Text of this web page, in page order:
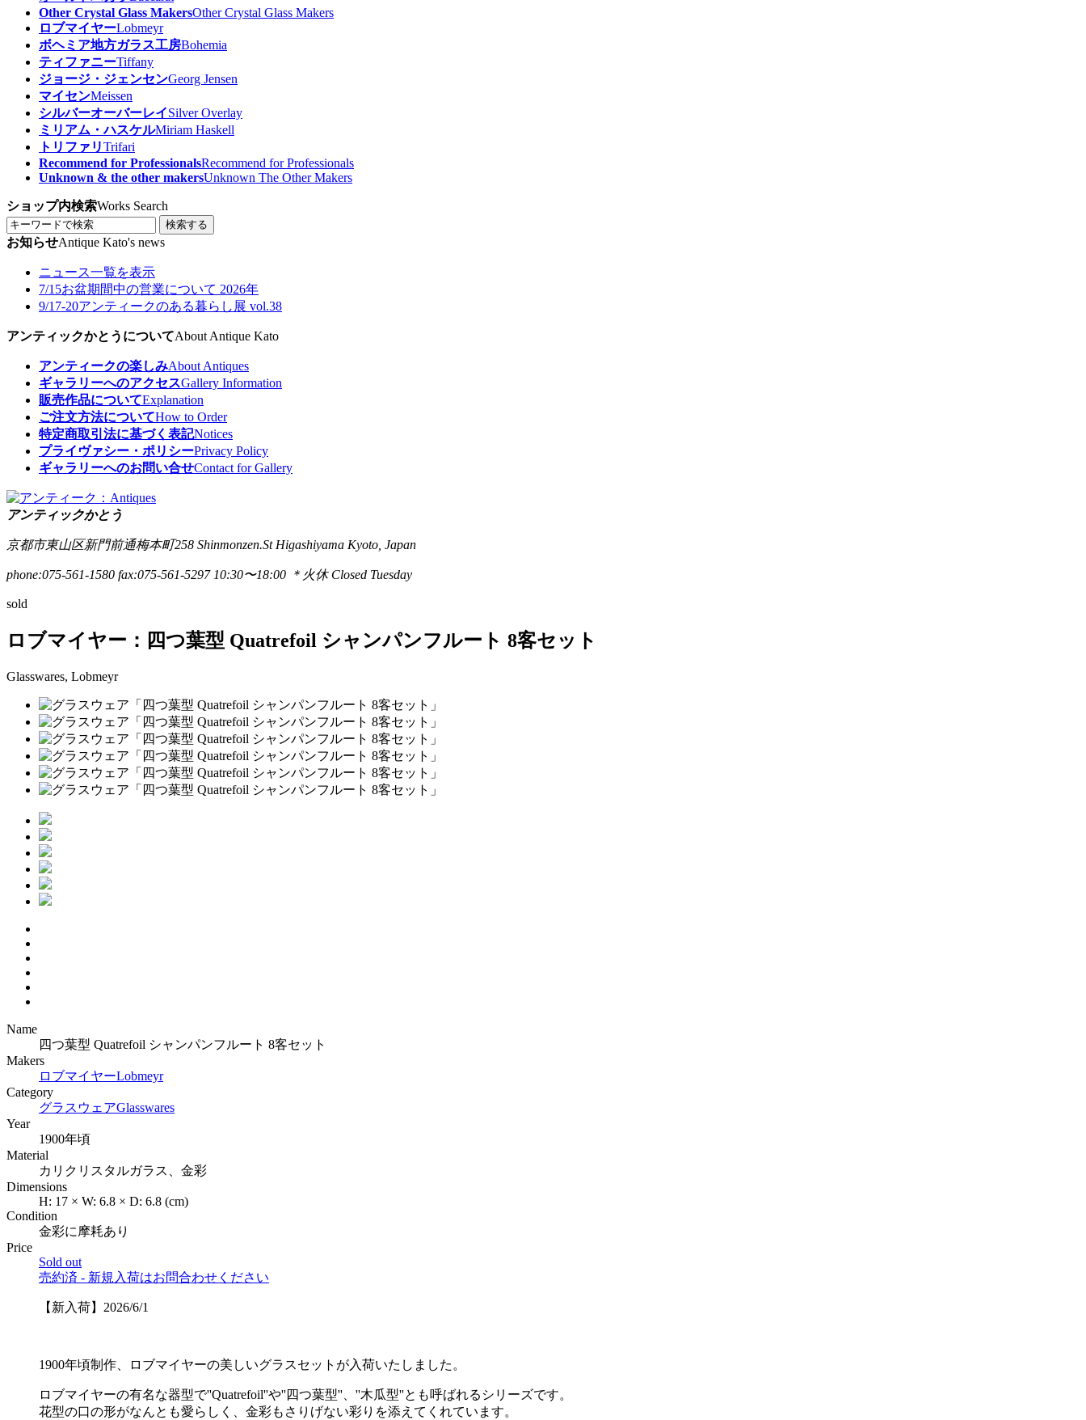
Other Crystal Glass MakersOther Crystal Glass Makers
ロブマイヤーLobmeyr
ボヘミア地方ガラス工房Bohemia
ティファニーTiffany
ジョージ・ジェンセンGeorg Jensen
マイセンMeissen
シルバーオーバーレイSilver Overlay
ミリアム・ハスケルMiriam Haskell
トリファリTrifari
Recommend for ProfessionalsRecommend for Professionals
Unknown & the other makersUnknown The Other Makers
ショップ内検索Works Search
検索する
お知らせAntique Kato's news
ニュース一覧を表示
7/15お盆期間中の営業について 2026年
9/17-20アンティークのある暮らし展 vol.38
アンティックかとうについてAbout Antique Kato
アンティークの楽しみAbout Antiques
ギャラリーへのアクセスGallery Information
販売作品についてExplanation
ご注文方法についてHow to Order
特定商取引法に基づく表記Notices
プライヴァシー・ポリシーPrivacy Policy
ギャラリーへのお問い合せContact for Gallery
アンティックかとう
京都市東山区新門前通梅本町258 Shinmonzen.St Higashiyama Kyoto, Japan
phone:075-561-1580 fax:075-561-5297 10:30〜18:00 ＊火休 Closed Tuesday
sold
ロブマイヤー：四つ葉型 Quatrefoil シャンパンフルート 8客セット
Glasswares, Lobmeyr
Name
四つ葉型 Quatrefoil シャンパンフルート 8客セット
Makers
ロブマイヤーLobmeyr
Category
グラスウェアGlasswares
Year
1900年頃
Material
カリクリスタルガラス、金彩
Dimensions
H: 17 × W: 6.8 × D: 6.8 (cm)
Condition
金彩に摩耗あり
Price
Sold out
売約済 - 新規入荷はお問合わせください
【新入荷】2026/6/1
1900年頃制作、ロブマイヤーの美しいグラスセットが入荷いたしました。
ロブマイヤーの有名な器型で''Quatrefoil''や''四つ葉型''、''木瓜型''とも呼ばれるシリーズです。
花型の口の形がなんとも愛らしく、金彩もさりげない彩りを添えてくれています。